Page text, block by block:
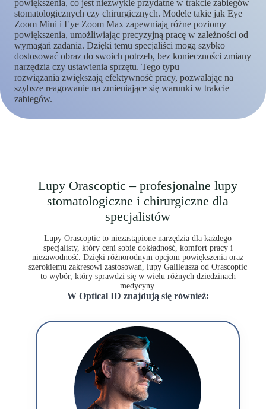
powiększenia, co jest niezwykle przydatne w trakcie zabiegów
stomatologicznych czy chirurgicznych. Modele takie jak Eye
Zoom Mini i Eye Zoom Max zapewniają różne poziomy
powiększenia, umożliwiając precyzyjną pracę w zależności od
wymagań zadania. Dzięki temu specjaliści mogą szybko
dostosować obraz do swoich potrzeb, bez konieczności zmiany
narzędzia czy ustawienia sprzętu. Tego typu
rozwiązania zwiększają efektywność pracy, pozwalając na
szybsze reagowanie na zmieniające się warunki w trakcie
zabiegów.
Lupy Orascoptic – profesjonalne lupy
stomatologiczne i chirurgiczne dla
specjalistów
Lupy Orascoptic to niezastąpione narzędzia dla każdego
specjalisty, który ceni sobie dokładność, komfort pracy i
niezawodność. Dzięki różnorodnym opcjom powiększenia oraz
szerokiemu zakresowi zastosowań, lupy Galileusza od Orascoptic
to wybór, który sprawdzi się w wielu różnych dziedzinach
medycyny.
W Optical ID znajdują się również: